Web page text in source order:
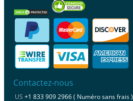
Contactez-nous
US +1 833 909 2966 ( Numéro sans frais )